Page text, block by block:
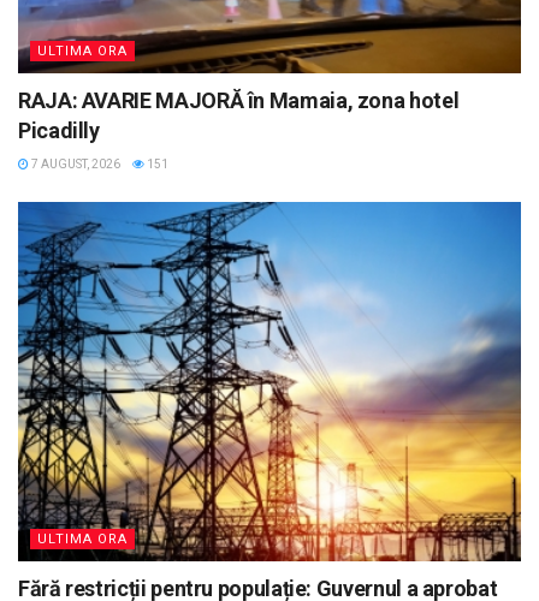
ULTIMA ORA
RAJA: AVARIE MAJORĂ în Mamaia, zona hotel
Picadilly
7 AUGUST, 2026 151
ULTIMA ORA
Fără restricții pentru populație: Guvernul a aprobat